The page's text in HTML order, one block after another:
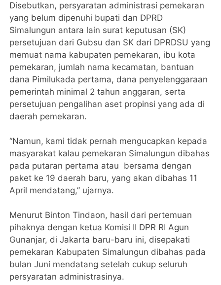
Disebutkan, persyaratan administrasi pemekaran
yang belum dipenuhi bupati dan DPRD
Simalungun antara lain surat keputusan (SK)
persetujuan dari Gubsu dan SK dari DPRDSU yang
memuat nama kabupaten pemekaran, ibu kota
pemekaran, jumlah nama kecamatan, bantuan
dana Pimilukada pertama, dana penyelenggaraan
pemerintah minimal 2 tahun anggaran, serta
persetujuan pengalihan aset propinsi yang ada di
daerah pemekaran.
“Namun, kami tidak pernah mengucapkan kepada
masyarakat kalau pemekaran Simalungun dibahas
pada putaran pertama atau bersama dengan
paket ke 19 daerah baru, yang akan dibahas 11
April mendatang,” ujarnya.
Menurut Binton Tindaon, hasil dari pertemuan
pihaknya dengan ketua Komisi II DPR RI Agun
Gunanjar, di Jakarta baru-baru ini, disepakati
pemekaran Kabupaten Simalungun dibahas pada
bulan Juni mendatang setelah cukup seluruh
persyaratan administrasinya.